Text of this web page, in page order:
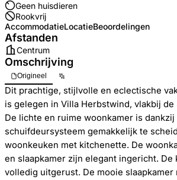
Geen huisdieren
Rookvrij
AccommodatieLocatieBeoordelingen
Afstanden
Centrum
Omschrijving
Origineel
Dit prachtige, stijlvolle en eclectische
is gelegen in Villa Herbstwind, vlakbij de
De lichte en ruime woonkamer is
schuifdeursysteem gemakkelijk te
woonkeuken met kitchenette. De
en slaapkamer zijn elegant ingericht. De
volledig uitgerust. De mooie